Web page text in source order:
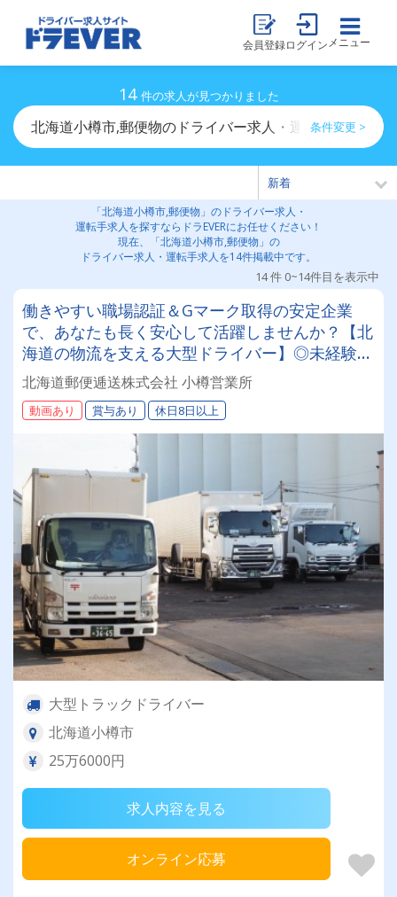
会員登録ログイン メニュー
14 件の求人が見つかりました
北海道小樽市,郵便物のドライバー求人・運転手求人一覧
条件変更 >
「北海道小樽市,郵便物」のドライバー求人・
運転手求人を探すならドラEVERにお任せください！
現在、「北海道小樽市,郵便物」の
ドライバー求人・運転手求人を14件掲載中です。
14 件 0~14件目を表示中
働きやすい職場認証＆Gマーク取得の安定企業
で、あなたも長く安心して活躍しませんか？【北
海道の物流を支える大型ドライバー】◎未経験歓
迎◎残業月平均8～9時間◎賞与年3回（昨年度実
績：計4.05ヶ月分）◎カゴ台車メイン
北海道郵便逓送株式会社 小樽営業所
動画あり 賞与あり 休日8日以上
大型トラックドライバー
北海道小樽市
25万6000円
求人内容を見る
オンライン応募